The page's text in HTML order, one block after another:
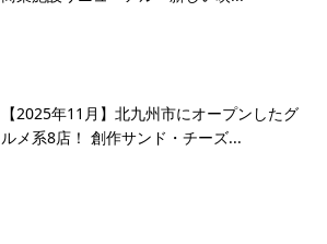
【2025年11月】北九州市にオープンしたグ
ルメ系8店！ 創作サンド・チーズ...